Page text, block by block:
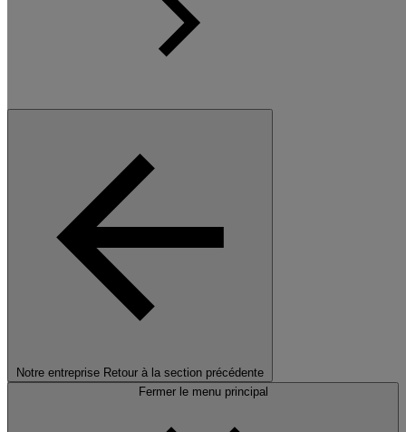
Notre entreprise Retour à la section précédente
Fermer le menu principal